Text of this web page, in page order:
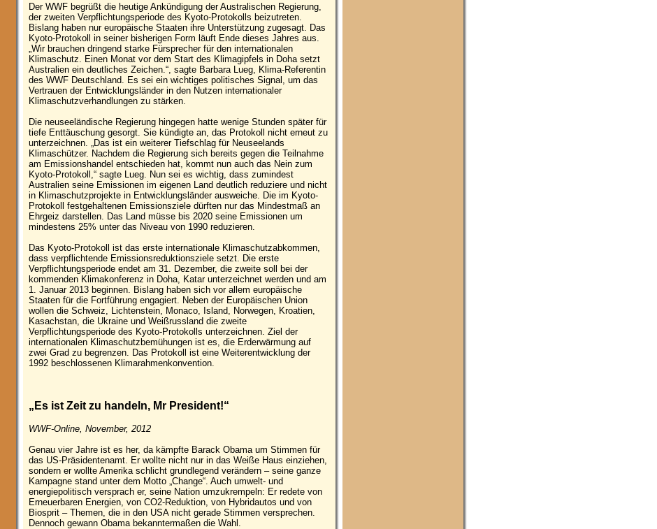
Der WWF begrüßt die heutige Ankündigung der Australischen Regierung,
der zweiten Verpflichtungsperiode des Kyoto-Protokolls beizutreten.
Bislang haben nur europäische Staaten ihre Unterstützung zugesagt. Das
Kyoto-Protokoll in seiner bisherigen Form läuft Ende dieses Jahres aus.
„Wir brauchen dringend starke Fürsprecher für den internationalen
Klimaschutz. Einen Monat vor dem Start des Klimagipfels in Doha setzt
Australien ein deutliches Zeichen.“, sagte Barbara Lueg, Klima-Referentin
des WWF Deutschland. Es sei ein wichtiges politisches Signal, um das
Vertrauen der Entwicklungsländer in den Nutzen internationaler
Klimaschutzverhandlungen zu stärken.
Die neuseeländische Regierung hingegen hatte wenige Stunden später für
tiefe Enttäuschung gesorgt. Sie kündigte an, das Protokoll nicht erneut zu
unterzeichnen. „Das ist ein weiterer Tiefschlag für Neuseelands
Klimaschützer. Nachdem die Regierung sich bereits gegen die Teilnahme
am Emissionshandel entschieden hat, kommt nun auch das Nein zum
Kyoto-Protokoll,“ sagte Lueg. Nun sei es wichtig, dass zumindest
Australien seine Emissionen im eigenen Land deutlich reduziere und nicht
in Klimaschutzprojekte in Entwicklungsländer ausweiche. Die im Kyoto-
Protokoll festgehaltenen Emissionsziele dürften nur das Mindestmaß an
Ehrgeiz darstellen. Das Land müsse bis 2020 seine Emissionen um
mindestens 25% unter das Niveau von 1990 reduzieren.
Das Kyoto-Protokoll ist das erste internationale Klimaschutzabkommen,
dass verpflichtende Emissionsreduktionsziele setzt. Die erste
Verpflichtungsperiode endet am 31. Dezember, die zweite soll bei der
kommenden Klimakonferenz in Doha, Katar unterzeichnet werden und am
1. Januar 2013 beginnen. Bislang haben sich vor allem europäische
Staaten für die Fortführung engagiert. Neben der Europäischen Union
wollen die Schweiz, Lichtenstein, Monaco, Island, Norwegen, Kroatien,
Kasachstan, die Ukraine und Weißrussland die zweite
Verpflichtungsperiode des Kyoto-Protokolls unterzeichnen. Ziel der
internationalen Klimaschutzbemühungen ist es, die Erderwärmung auf
zwei Grad zu begrenzen. Das Protokoll ist eine Weiterentwicklung der
1992 beschlossenen Klimarahmenkonvention.
„Es ist Zeit zu handeln, Mr President!“
WWF-Online, November, 2012
Genau vier Jahre ist es her, da kämpfte Barack Obama um Stimmen für
das US-Präsidentenamt. Er wollte nicht nur in das Weiße Haus einziehen,
sondern er wollte Amerika schlicht grundlegend verändern – seine ganze
Kampagne stand unter dem Motto „Change“. Auch umwelt- und
energiepolitisch versprach er, seine Nation umzukrempeln: Er redete von
Erneuerbaren Energien, von CO2-Reduktion, von Hybridautos und von
Biosprit – Themen, die in den USA nicht gerade Stimmen versprechen.
Dennoch gewann Obama bekanntermaßen die Wahl.